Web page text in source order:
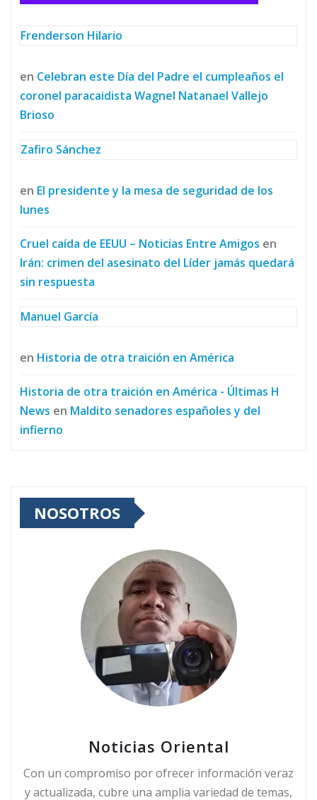
Frenderson Hilario
en Celebran este Día del Padre el cumpleaños el
coronel paracaidista Wagnel Natanael Vallejo
Brioso
Zafiro Sánchez
en El presidente y la mesa de seguridad de los
lunes
Cruel caída de EEUU – Noticias Entre Amigos en
Irán: crimen del asesinato del Líder jamás quedará
sin respuesta
Manuel García
en Historia de otra traición en América
Historia de otra traición en América - Últimas H
News en Maldito senadores españoles y del
infierno
NOSOTROS
Noticias Oriental
Con un compromiso por ofrecer información veraz
y actualizada, cubre una amplia variedad de temas,